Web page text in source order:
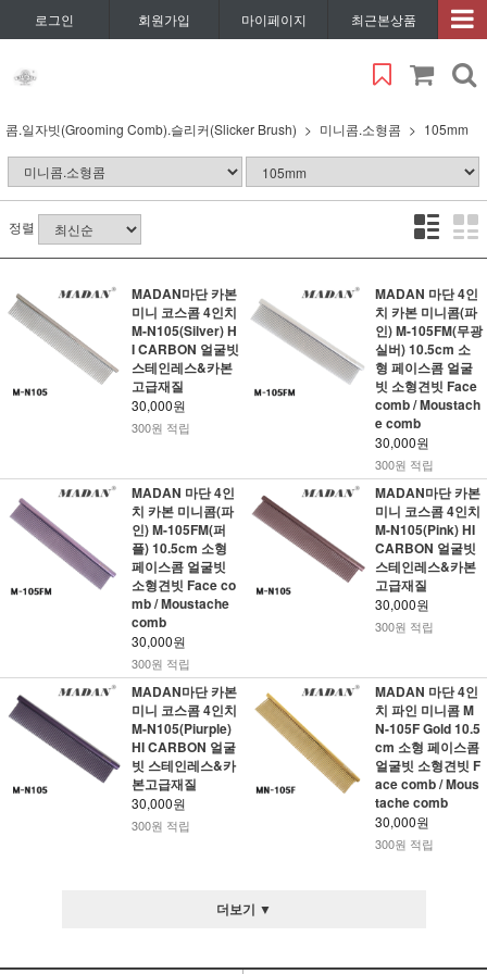
로그인 회원가입 마이페이지 최근본상품
콤.일자빗(Grooming Comb).슬리커(Slicker Brush) 미니콤.소형콤 105mm
정렬
MADAN마단 카본
미니 코스콤 4인치
M-N105(Silver) H
I CARBON 얼굴빗
스테인레스&카본
고급재질
30,000원
300원 적립
MADAN 마단 4인
치 카본 미니콤(파
인) M-105FM(무광
실버) 10.5cm 소
형 페이스콤 얼굴
빗 소형견빗 Face
comb / Moustach
e comb
30,000원
300원 적립
MADAN 마단 4인
치 카본 미니콤(파
인) M-105FM(퍼
플) 10.5cm 소형
페이스콤 얼굴빗
소형견빗 Face co
mb / Moustache
comb
30,000원
300원 적립
MADAN마단 카본
미니 코스콤 4인치
M-N105(Pink) HI
CARBON 얼굴빗
스테인레스&카본
고급재질
30,000원
300원 적립
MADAN마단 카본
미니 코스콤 4인치
M-N105(Piurple)
HI CARBON 얼굴
빗 스테인레스&카
본고급재질
30,000원
300원 적립
MADAN 마단 4인
치 파인 미니콤 M
N-105F Gold 10.5
cm 소형 페이스콤
얼굴빗 소형견빗 F
ace comb / Mous
tache comb
30,000원
300원 적립
더보기 ▼